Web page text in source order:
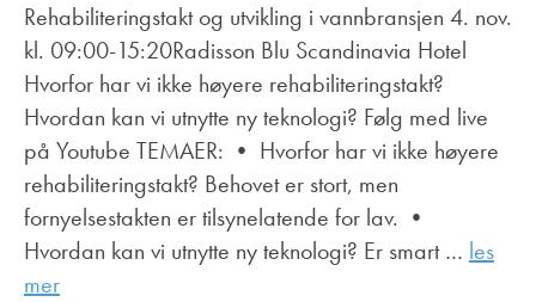
Rehabiliteringstakt og utvikling i vannbransjen 4. nov.
kl. 09:00-15:20Radisson Blu Scandinavia Hotel
Hvorfor har vi ikke høyere rehabiliteringstakt?
Hvordan kan vi utnytte ny teknologi? Følg med live
på Youtube TEMAER: • Hvorfor har vi ikke høyere
rehabiliteringstakt? Behovet er stort, men
fornyelsestakten er tilsynelatende for lav. •
Hvordan kan vi utnytte ny teknologi? Er smart … les
mer